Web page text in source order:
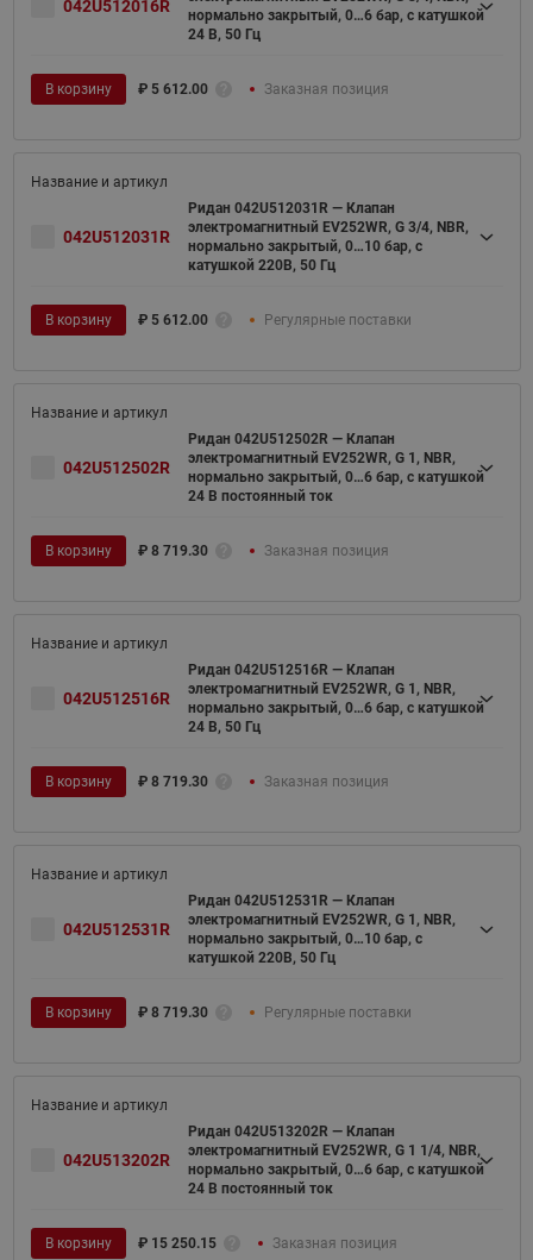
042U512016R
нормально закрытый, 0…6 бар, с катушкой
24 В, 50 Гц
В корзину ₽ 5 612.00 Заказная позиция
042U512031R
Ридан 042U512031R — Клапан
электромагнитный EV252WR, G 3/4, NBR,
нормально закрытый, 0…10 бар, с
катушкой 220В, 50 Гц
В корзину ₽ 5 612.00 Регулярные поставки
042U512502R
Ридан 042U512502R — Клапан
электромагнитный EV252WR, G 1, NBR,
нормально закрытый, 0…6 бар, с катушкой
24 В постоянный ток
В корзину ₽ 8 719.30 Заказная позиция
042U512516R
Ридан 042U512516R — Клапан
электромагнитный EV252WR, G 1, NBR,
нормально закрытый, 0…6 бар, с катушкой
24 В, 50 Гц
В корзину ₽ 8 719.30 Заказная позиция
042U512531R
Ридан 042U512531R — Клапан
электромагнитный EV252WR, G 1, NBR,
нормально закрытый, 0…10 бар, с
катушкой 220В, 50 Гц
В корзину ₽ 8 719.30 Регулярные поставки
042U513202R
Ридан 042U513202R — Клапан
электромагнитный EV252WR, G 1 1/4, NBR,
нормально закрытый, 0…6 бар, с катушкой
24 В постоянный ток
В корзину ₽ 15 250.15 Заказная позиция